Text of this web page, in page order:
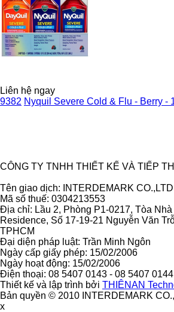
Liên hệ ngay
9382 Nyquil Severe Cold & Flu - Berry -
CÔNG TY TNHH THIẾT KẾ VÀ TIẾP
Tên giao dịch: INTERDEMARK CO.,LTD
Mã số thuế: 0304213553
Địa chỉ: Lầu 2, Phòng P1-0217, Tòa
Residence, Số 17-19-21 Nguyễn Văn
TPHCM
Đại diện pháp luật: Trần Minh Ngôn
Ngày cấp giấy phép: 15/02/2006
Ngày hoạt động: 15/02/2006
Điện thoại: 08 5407 0143 - 08 5407 0144
Thiết kế và lập trình bởi THIÊNAN
Bản quyền © 2010 INTERDEMARK
x